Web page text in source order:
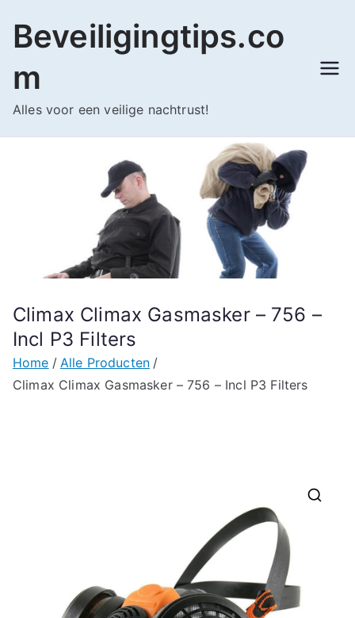
naar
inhoud
Beveiligingtips.co
m
Alles voor een veilige nachtrust!
Climax Climax Gasmasker – 756 –
Incl P3 Filters
Home
Alle Producten
Climax Climax Gasmasker – 756 – Incl P3 Filters